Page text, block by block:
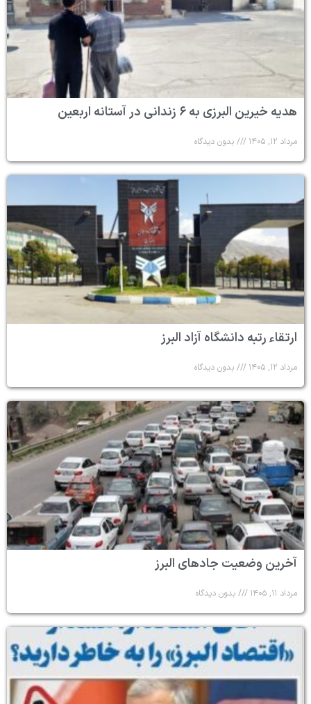
هدیه خیرین البرزی به ۶ زندانی در آستانه اربعین
مرداد ۱۲, ۱۴۰۵ بدون دیدگاه
ارتقاء رتبه دانشگاه آزاد البرز
مرداد ۱۲, ۱۴۰۵ بدون دیدگاه
آخرین وضعیت جادهای البرز
مرداد ۱۱, ۱۴۰۵ بدون دیدگاه